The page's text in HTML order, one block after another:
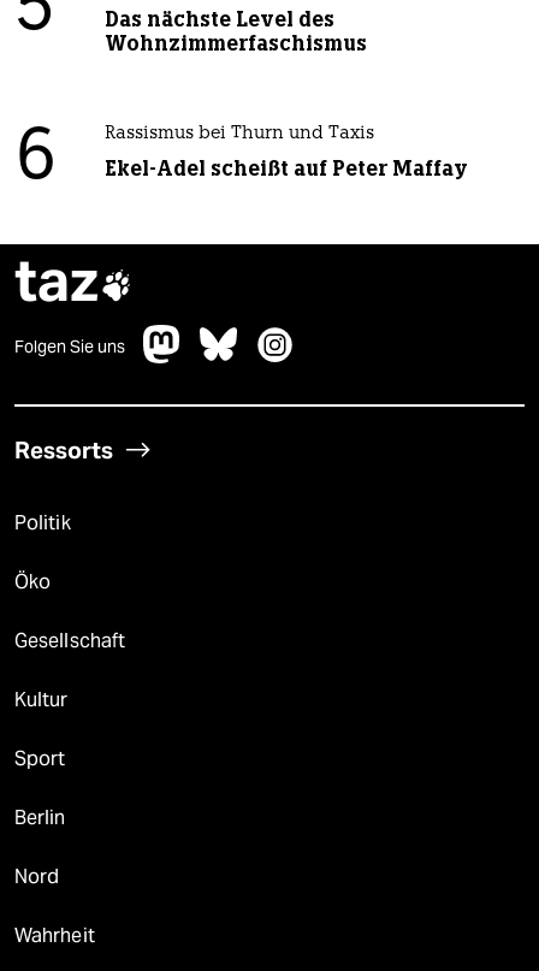
Das nächste Level des
Wohnzimmerfaschismus
6 Rassismus bei Thurn und Taxis
Ekel-Adel scheißt auf Peter Maffay
taz
Folgen Sie uns
Ressorts
Politik
Öko
Gesellschaft
Kultur
Sport
Berlin
Nord
Wahrheit